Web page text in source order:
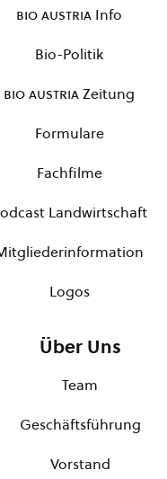
bio austria Info
Bio-Politik
bio austriaZeitung
Formulare
Fachfilme
Landwirtschaft
Logos
Über Uns
Team
Geschäftsführung
Vorstand